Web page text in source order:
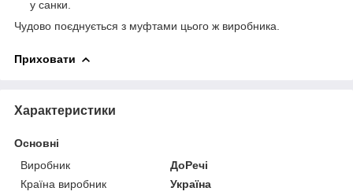
у санки.
Чудово поєднується з муфтами цього ж виробника.
Приховати
Характеристики
Основні
Виробник
ДоРечі
Країна виробник
Україна